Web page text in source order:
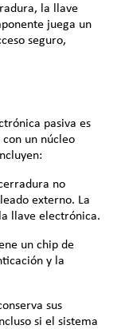
la llave
juega un
seguro,
pasiva es
un núcleo
no
externo. La
llave electrónica.
un chip de
y la
sus
si el sistema